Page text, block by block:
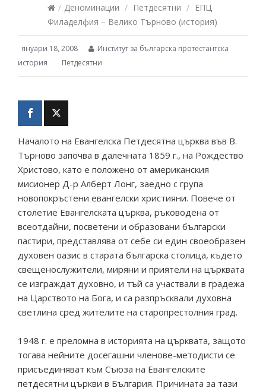
/ Деноминации / Петдесятни / ЕПЦ
Филаделфия – Велико Търново (история)
януари 18, 2008
Институт за българска протестантска
история
Петдесятни
Началото на Евангелска Петдесятна църква във В.
Търново започва в далечната 1859 г., на Рождество
Христово, като е положено от американския
мисионер Д-р Алберт Лонг, заедно с група
новопокръстени евангелски християни. Повече от
столетие Евангелската църква, ръководена от
всеотдайни, посветени и образовани български
пастири, представлява от себе си един своеобразен
духовен оазис в старата българска столица, където
свещенослужители, миряни и приятели на църквата
се изграждат духовно, и тъй са участвали в градежа
на Царството на Бога, и са разпръсквали духовна
светлина сред жителите на старопрестолния град.
1948 г. е преломна в историята на църквата, защото
тогава нейните досегашни членове-методисти се
присъединяват към Съюза на Евангелските
петдесятни църкви в България. Причината за тази